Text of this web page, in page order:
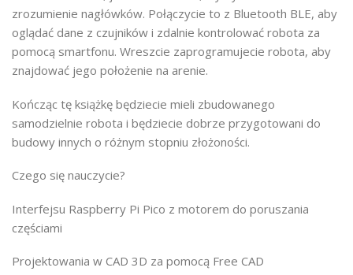
zrozumienie nagłówków. Połączycie to z Bluetooth BLE, aby
oglądać dane z czujników i zdalnie kontrolować robota za
pomocą smartfonu. Wreszcie zaprogramujecie robota, aby
znajdować jego położenie na arenie.
Kończąc tę książkę będziecie mieli zbudowanego
samodzielnie robota i będziecie dobrze przygotowani do
budowy innych o różnym stopniu złożoności.
Czego się nauczycie?
Interfejsu Raspberry Pi Pico z motorem do poruszania
częściami
Projektowania w CAD 3D za pomocą Free CAD